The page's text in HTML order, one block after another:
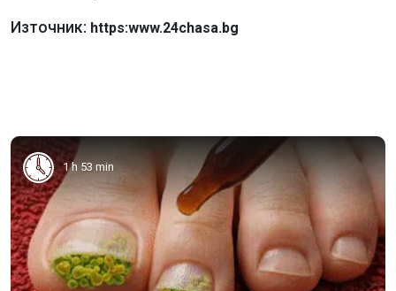
Източник: https:www.24chasa.bg
1 h 53 min